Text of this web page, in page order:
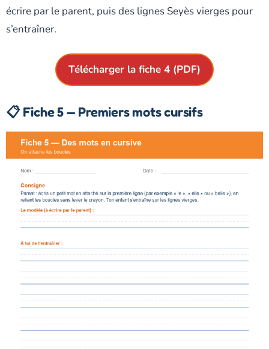
écrire par le parent, puis des lignes Seyès vierges pour
s’entraîner.
Télécharger la fiche 4 (PDF)
📋 Fiche 5 — Premiers mots cursifs